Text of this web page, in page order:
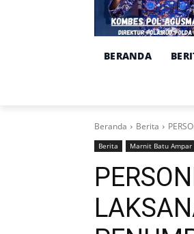
BERANDA
Beranda Berita
Berita Marnit Batu Ampar